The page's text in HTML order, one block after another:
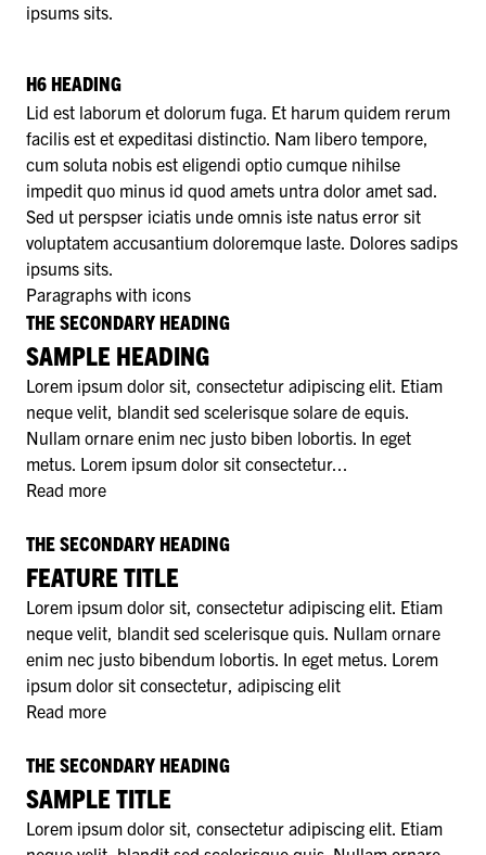
ipsums sits.
H6 HEADING
Lid est laborum et dolorum fuga. Et harum quidem rerum
facilis est et expeditasi distinctio. Nam libero tempore,
cum soluta nobis est eligendi optio cumque nihilse
impedit quo minus id quod amets untra dolor amet sad.
Sed ut perspser iciatis unde omnis iste natus error sit
voluptatem accusantium doloremque laste. Dolores sadips
ipsums sits.
Paragraphs with icons
THE SECONDARY HEADING
SAMPLE HEADING
Lorem ipsum dolor sit, consectetur adipiscing elit. Etiam
neque velit, blandit sed scelerisque solare de equis.
Nullam ornare enim nec justo biben lobortis. In eget
metus. Lorem ipsum dolor sit consectetur...
Read more
THE SECONDARY HEADING
FEATURE TITLE
Lorem ipsum dolor sit, consectetur adipiscing elit. Etiam
neque velit, blandit sed scelerisque quis. Nullam ornare
enim nec justo bibendum lobortis. In eget metus. Lorem
ipsum dolor sit consectetur, adipiscing elit
Read more
THE SECONDARY HEADING
SAMPLE TITLE
Lorem ipsum dolor sit, consectetur adipiscing elit. Etiam